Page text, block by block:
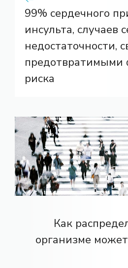
99% сердечного
инсульта, случаев
недостаточности,
предотвратимыми
риска
Как
организме